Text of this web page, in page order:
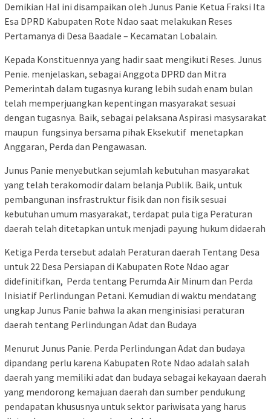
Demikian Hal ini disampaikan oleh Junus Panie Ketua Fraksi Ita
Esa DPRD Kabupaten Rote Ndao saat melakukan Reses
Pertamanya di Desa Baadale – Kecamatan Lobalain.
Kepada Konstituennya yang hadir saat mengikuti Reses. Junus
Penie. menjelaskan, sebagai Anggota DPRD dan Mitra
Pemerintah dalam tugasnya kurang lebih sudah enam bulan
telah memperjuangkan kepentingan masyarakat sesuai
dengan tugasnya. Baik, sebagai pelaksana Aspirasi masysarakat
maupun fungsinya bersama pihak Eksekutif menetapkan
Anggaran, Perda dan Pengawasan.
Junus Panie menyebutkan sejumlah kebutuhan masyarakat
yang telah terakomodir dalam belanja Publik. Baik, untuk
pembangunan insfrastruktur fisik dan non fisik sesuai
kebutuhan umum masyarakat, terdapat pula tiga Peraturan
daerah telah ditetapkan untuk menjadi payung hukum didaerah
Ketiga Perda tersebut adalah Peraturan daerah Tentang Desa
untuk 22 Desa Persiapan di Kabupaten Rote Ndao agar
didefinitifkan, Perda tentang Perumda Air Minum dan Perda
Inisiatif Perlindungan Petani. Kemudian di waktu mendatang
ungkap Junus Panie bahwa Ia akan menginisiasi peraturan
daerah tentang Perlindungan Adat dan Budaya
Menurut Junus Panie. Perda Perlindungan Adat dan budaya
dipandang perlu karena Kabupaten Rote Ndao adalah salah
daerah yang memiliki adat dan budaya sebagai kekayaan daerah
yang mendorong kemajuan daerah dan sumber pendukung
pendapatan khususnya untuk sektor pariwisata yang harus